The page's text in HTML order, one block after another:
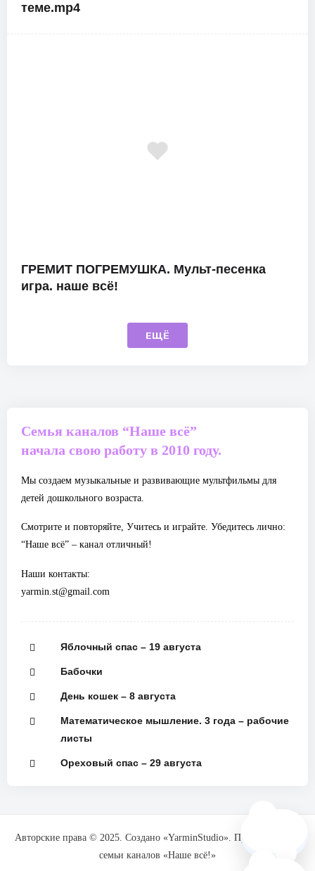
теме.mp4
ГРЕМИТ ПОГРЕМУШКА. Мульт-песенка
игра. наше всё!
ЕЩЁ
Семья каналов “Наше всё”
начала свою работу в 2010 году.
Мы создаем музыкальные и развивающие мультфильмы для
детей дошкольного возраста.
Смотрите и повторяйте, Учитесь и играйте. Убедитесь лично:
“Наше всё” – канал отличный!
Наши контакты:
yarmin.st@gmail.com
Яблочный спас – 19 августа
Бабочки
День кошек – 8 августа
Математическое мышление. 3 года – рабочие
листы
Ореховый спас – 29 августа
Авторские права © 2025. Создано «YarminStudio». При поддержке
семьи каналов «Наше всё!»